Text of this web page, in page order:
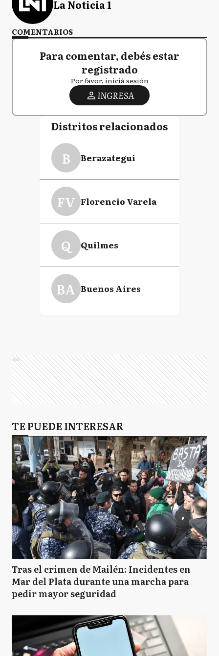
La Noticia 1
COMENTARIOS
Para comentar, debés estar
registrado
Por favor, iniciá sesión
INGRESA
Distritos relacionados
B Berazategui
FV Florencio Varela
Q Quilmes
BA Buenos Aires
Ads
TE PUEDE INTERESAR
Tras el crimen de Mailén: Incidentes en
Mar del Plata durante una marcha para
pedir mayor seguridad